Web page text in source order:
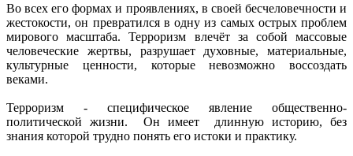
Во всех его формах и проявлениях, в своей бесчеловечности и
жестокости, он превратился в одну из самых острых проблем
мирового масштаба. Терроризм влечёт за собой массовые
человеческие жертвы, разрушает духовные, материальные,
культурные ценности, которые невозможно воссоздать
веками.
Терроризм - специфическое явление общественно-
политической жизни. Он имеет длинную историю, без
знания которой трудно понять его истоки и практику.